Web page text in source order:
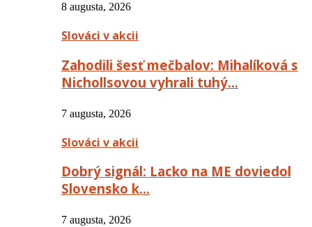
8 augusta, 2026
Slováci v akcii
Zahodili šesť mečbalov: Mihalíková s
Nichollsovou vyhrali tuhý…
7 augusta, 2026
Slováci v akcii
Dobrý signál: Lacko na ME doviedol
Slovensko k…
7 augusta, 2026